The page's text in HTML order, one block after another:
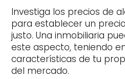
Investiga los precios de
para establecer un
justo. Una inmobiliaria
este aspecto, teniendo
características de tu
del mercado.